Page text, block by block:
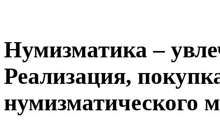
Нумизматика –
Реализация,
нумизматического